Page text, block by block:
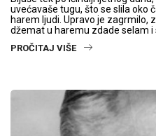
uvećavaše tugu, što se slila oko
harem ljudi. Upravo je zagrmilo,
džemat u haremu zdade selam i
PROČITAJ VIŠE